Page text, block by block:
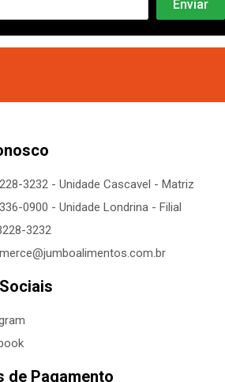
3232 - Unidade Cascavel - Matriz
0900 - Unidade Londrina - Filial
3232
de Pagamento